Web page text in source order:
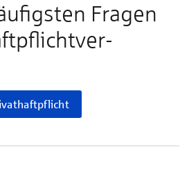
Fragen